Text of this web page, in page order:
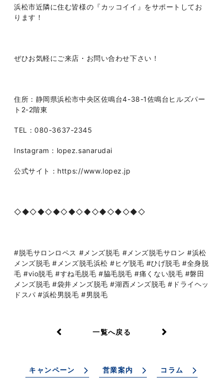
浜松市近隣に住む皆様の『カッコイイ』をサポートしてお
ります！
ぜひお気軽にご来店・お問い合わせ下さい！
住所：静岡県浜松市中央区佐鳴台4-38-1佐鳴台ヒルズパー
ト2-2階東
TEL：080-3637-2345
Instagram：lopez.sanarudai
公式サイト：https://www.lopez.jp
◇◆◇◆◇◆◇◆◇◆◇◆◇◆◇◆◇
#脱毛サロンロペス #メンズ脱毛 #メンズ脱毛サロン #浜松
メンズ脱毛 #メンズ脱毛浜松 #ヒゲ脱毛 #ひげ脱毛 #全身脱
毛 #vio脱毛 #すね毛脱毛 #脇毛脱毛 #痛くない脱毛 #磐田
メンズ脱毛 #袋井メンズ脱毛 #湖西メンズ脱毛 #ドライヘッ
ドスパ #浜松男脱毛 #男脱毛
一覧へ戻る
キャンペーン 営業案内 コラム